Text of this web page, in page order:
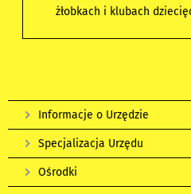
żłobkach i klubach
Informacje o Urzędzie
Specjalizacja Urzędu
Ośrodki